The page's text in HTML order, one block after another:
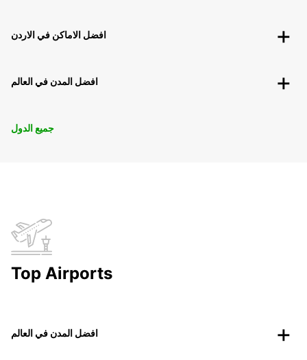
افضل الاماكن في الاردن
افضل المدن في العالم
جميع الدول
Top Airports
افضل المدن في العالم